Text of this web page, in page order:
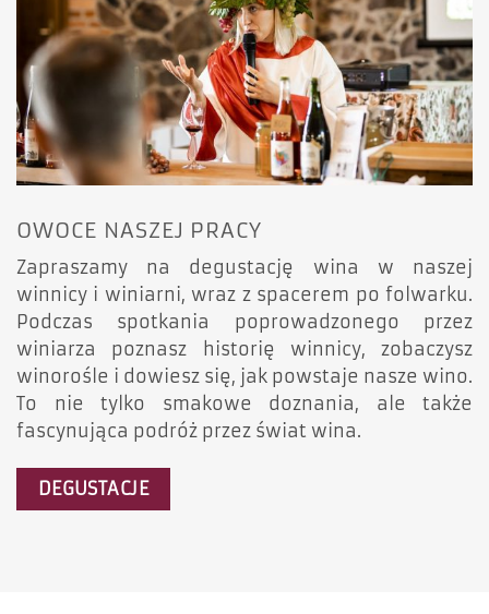
OWOCE NASZEJ PRACY
Zapraszamy na degustację wina w naszej
winnicy i winiarni, wraz z spacerem po folwarku.
Podczas spotkania poprowadzonego przez
winiarza poznasz historię winnicy, zobaczysz
winorośle i dowiesz się, jak powstaje nasze wino.
To nie tylko smakowe doznania, ale także
fascynująca podróż przez świat wina.
DEGUSTACJE